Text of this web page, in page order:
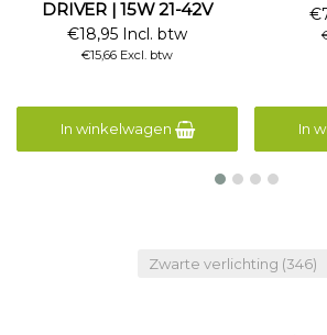
DRIVER | 15W 21-42V
€18,95 Incl. btw
€15,66 Excl. btw
In winkelwagen In
Zwarte verlichting (346)